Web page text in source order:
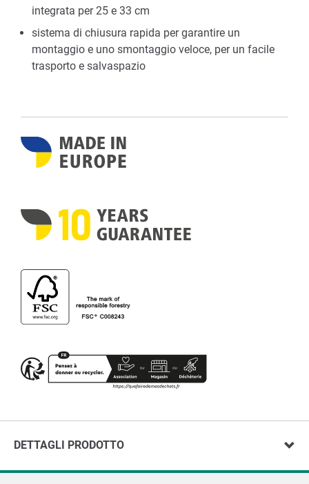
integrata per 25 e 33 cm
sistema di chiusura rapida per garantire un
montaggio e uno smontaggio veloce, per un facile
trasporto e salvaspazio
DETTAGLI PRODOTTO